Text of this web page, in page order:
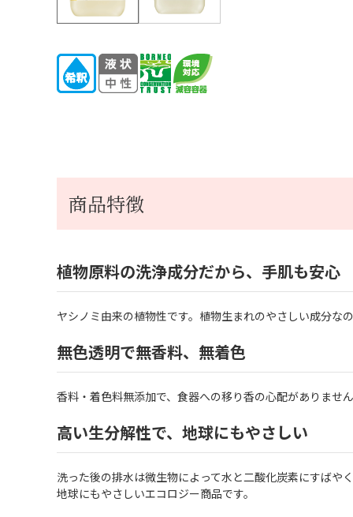
商品特徴
植物原料の洗浄成分だから、手肌も安心
ヤシノミ由来の植物性です。植物生まれのやさしい成分な
無色透明で無香料、無着色
香料・着色料無添加で、食器への移り香の心配がありませ
高い生分解性で、地球にもやさしい
洗った後の排水は微生物によって水と二酸化炭素にすばや
地球にもやさしいエコロジー商品です。